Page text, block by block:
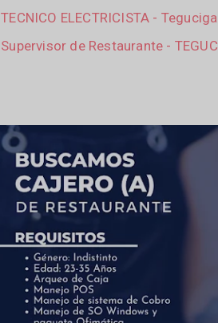
TECNICO ELECTRICISTA -
Supervisor de Restaurante -